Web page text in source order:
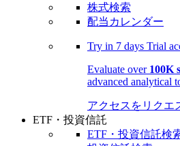
株式検索
配当カレンダー
Try in 7 days Trial
Evaluate over 100K
advanced analytical
アクセスをリクエ
ETF・投資信託
ETF・投資信託検